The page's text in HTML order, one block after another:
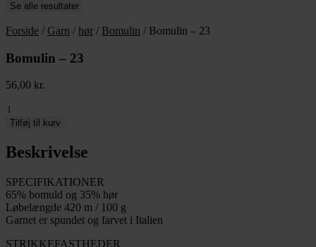
Se alle resultater
Forside / Garn / hør / Bomulin / Bomulin – 23
Bomulin – 23
56,00 kr.
Bomulin
antal
Tilføj til kurv
Beskrivelse
SPECIFIKATIONER
65% bomuld og 35% hør
Løbelængde 420 m / 100 g
Garnet er spundet og farvet i Italien
STRIKKEFASTHEDER